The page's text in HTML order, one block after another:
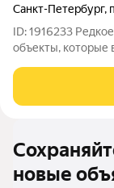
Санкт-Петербург,
ID: 1916233
объекты, которые
что понимают,
не быть.
новые